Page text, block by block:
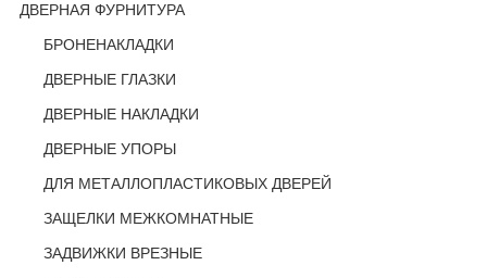
ДВЕРНАЯ ФУРНИТУРА
БРОНЕНАКЛАДКИ
ДВЕРНЫЕ ГЛАЗКИ
ДВЕРНЫЕ НАКЛАДКИ
ДВЕРНЫЕ УПОРЫ
ДЛЯ МЕТАЛЛОПЛАСТИКОВЫХ ДВЕРЕЙ
ЗАЩЕЛКИ МЕЖКОМНАТНЫЕ
ЗАДВИЖКИ ВРЕЗНЫЕ